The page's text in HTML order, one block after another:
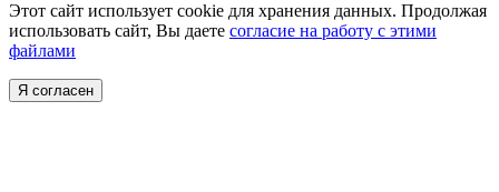
Этот сайт использует cookie для хранения данных. Продолжая
использовать сайт, Вы даете согласие на работу с этими
файлами
Я согласен